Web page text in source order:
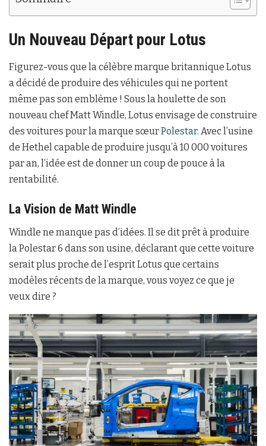
Un Nouveau Départ pour Lotus
Figurez-vous que la célèbre marque britannique Lotus
a décidé de produire des véhicules qui ne portent
même pas son emblème ! Sous la houlette de son
nouveau chef Matt Windle, Lotus envisage de construire
des voitures pour la marque sœurPolestar. Avec l’usine
de Hethel capable de produire jusqu’à 10 000 voitures
par an, l’idée est de donner un coup de pouce à la
rentabilité.
La Vision de Matt Windle
Windle ne manque pas d’idées. Il se dit prêt à produire
la Polestar 6 dans son usine, déclarant que cette voiture
serait plus proche de l’esprit Lotus que certains
modèles récents de la marque, vous voyez ce que je
veux dire ?